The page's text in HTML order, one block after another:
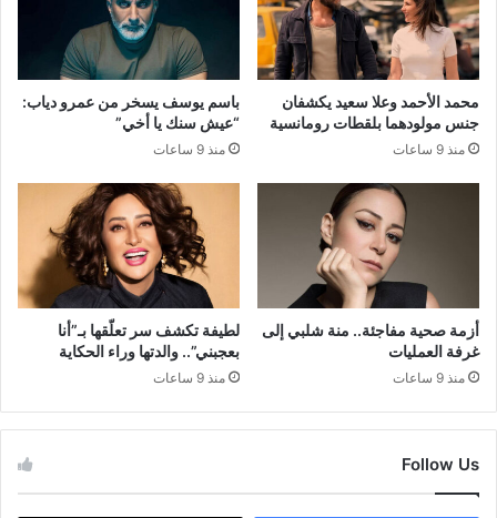
محمد الأحمد وعلا سعيد يكشفان
جنس مولودهما بلقطات رومانسية
منذ 9 ساعات
باسم يوسف يسخر من عمرو دياب:
“عيش سنك يا أخي”
منذ 9 ساعات
أزمة صحية مفاجئة.. منة شلبي إلى
غرفة العمليات
منذ 9 ساعات
لطيفة تكشف سر تعلّقها بـ”أنا
بعجبني”.. والدتها وراء الحكاية
منذ 9 ساعات
Follow Us